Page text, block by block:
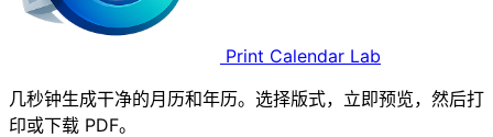
Print Calendar Lab
几秒钟生成干净的月历和年历。选择版式，立即预览，然后打
印或下载 PDF。